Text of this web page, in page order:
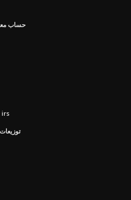
حساب
جعل دفع الضرائب على الانترنت irs